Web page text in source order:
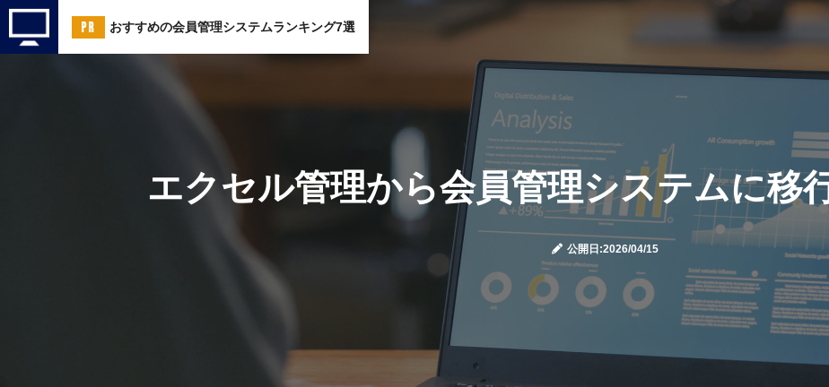
おすすめの会員管理システムランキング7選
エクセル管理から会員管理システムに移
公開日:2026/04/15